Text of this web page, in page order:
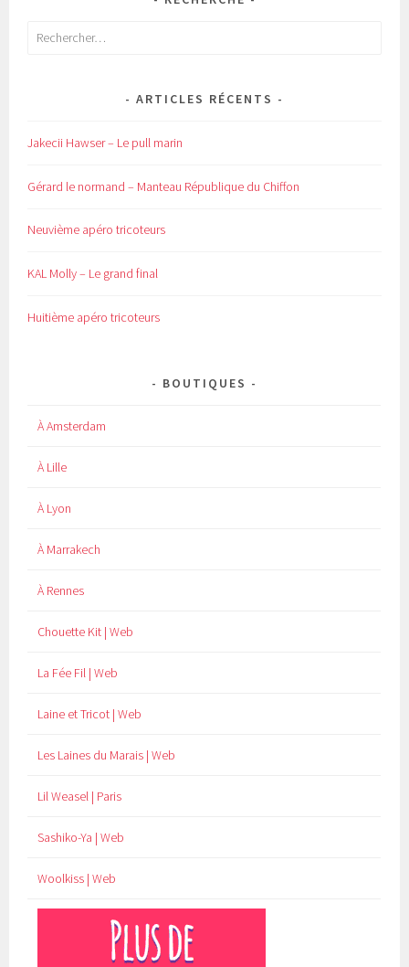
Rechercher :
ARTICLES RÉCENTS
Jakecii Hawser – Le pull marin
Gérard le normand – Manteau République du Chiffon
Neuvième apéro tricoteurs
KAL Molly – Le grand final
Huitième apéro tricoteurs
BOUTIQUES
À Amsterdam
À Lille
À Lyon
À Marrakech
À Rennes
Chouette Kit | Web
La Fée Fil | Web
Laine et Tricot | Web
Les Laines du Marais | Web
Lil Weasel | Paris
Sashiko-Ya | Web
Woolkiss | Web